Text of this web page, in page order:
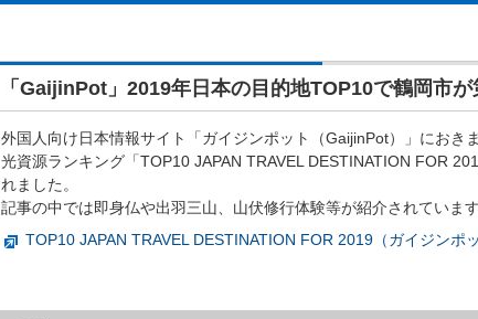
「GaijinPot」2019年日本の目的地TOP10で鶴岡市が
外国人向け日本情報サイト「ガイジンポット（GaijinPot）」におき
光資源ランキング「TOP10 JAPAN TRAVEL DESTINATION FOR
れました。
記事の中では即身仏や出羽三山、山伏修行体験等が紹介されています
TOP10 JAPAN TRAVEL DESTINATION FOR 2019（ガイジンポ